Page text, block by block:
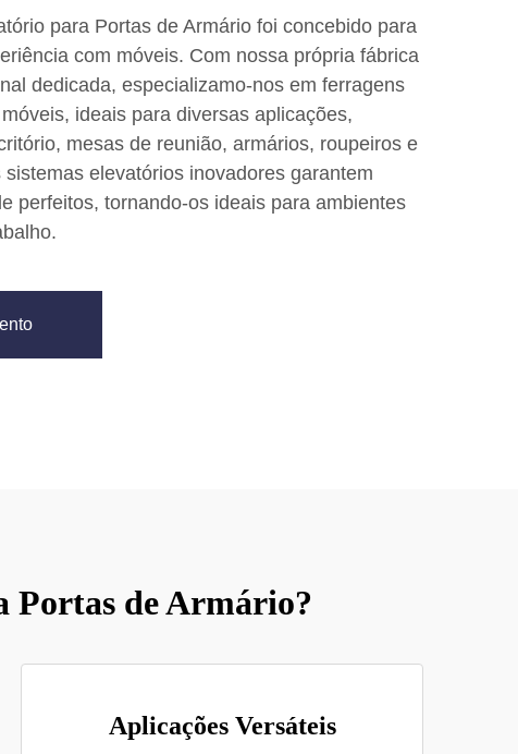
para Portas de Armário foi concebido para
com móveis. Com nossa própria fábrica
dedicada, especializamo-nos em ferragens
ideais para diversas aplicações,
mesas de reunião, armários, roupeiros e
elevatórios inovadores garantem
perfeitos, tornando-os ideais para ambientes
Portas de Armário?
Aplicações Versáteis